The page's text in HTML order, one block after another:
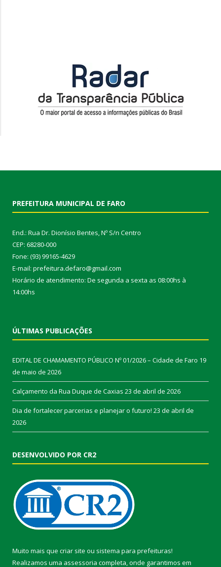
PREFEITURA MUNICIPAL DE FARO
End.: Rua Dr. Dionísio Bentes, Nº S/n Centro
CEP: 68280-000
Fone: (93) 99165-4629
E-mail: prefeitura.defaro@gmail.com
Horário de atendimento: De segunda a sexta as 08:00hs à
14:00hs
ÚLTIMAS PUBLICAÇÕES
EDITAL DE CHAMAMENTO PÚBLICO Nº 01/2026 – Cidade de Faro 19
de maio de 2026
Calçamento da Rua Duque de Caxias 23 de abril de 2026
Dia de fortalecer parcerias e planejar o futuro! 23 de abril de
2026
DESENVOLVIDO POR CR2
Muito mais que criar site ou sistema para prefeituras!
Realizamos uma assessoria completa, onde garantimos em